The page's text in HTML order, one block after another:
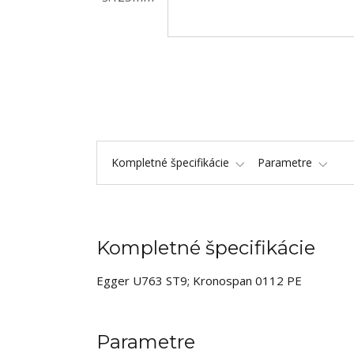
Kompletné špecifikácie Parametre
Kompletné špecifikácie
Egger U763 ST9; Kronospan 0112 PE
Parametre